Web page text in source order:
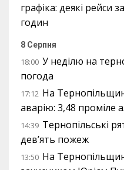
графіка: деякі рейси
годин
8 Серпня
18:00 У неділю на
погода
17:12 На
аварію: 3,48 проміле
14:39 Тернопільські
дев’ять пожеж
13:50 На